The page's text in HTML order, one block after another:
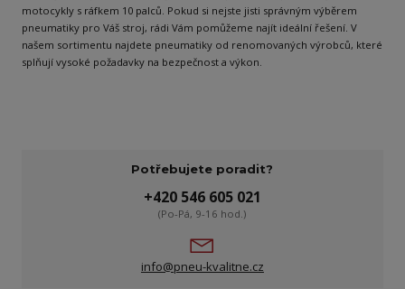
motocykly s ráfkem 10 palců. Pokud si nejste jisti správným výběrem
pneumatiky pro Váš stroj, rádi Vám pomůžeme najít ideální řešení. V
našem sortimentu najdete pneumatiky od renomovaných výrobců, které
splňují vysoké požadavky na bezpečnost a výkon.
Potřebujete poradit?
+420 546 605 021
(Po-Pá, 9-16 hod.)
info@pneu-kvalitne.cz